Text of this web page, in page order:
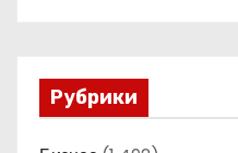
Рубрики